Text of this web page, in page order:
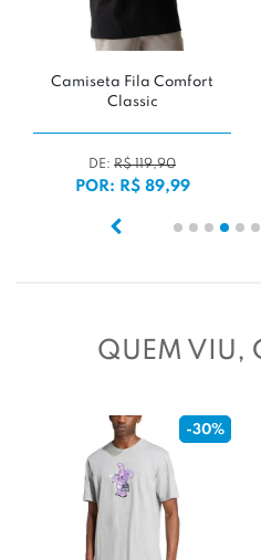
Camiseta Fila Comfort
Classic
DE: R$ 119,90
POR: R$ 89,99
QUEM VIU,
-30%